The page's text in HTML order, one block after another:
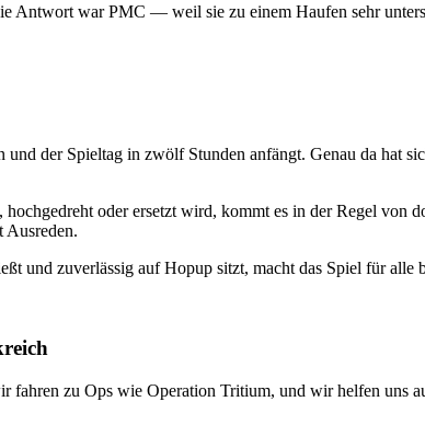
Antwort war PMC — weil sie zu einem Haufen sehr
der Spieltag in zwölf Stunden anfängt. Genau da hat
oder ersetzt wird, kommt es in der Regel von
Ausreden.
und zuverlässig auf Hopup sitzt, macht das Spiel für alle
zu Ops wie Operation Tritium, und wir helfen uns